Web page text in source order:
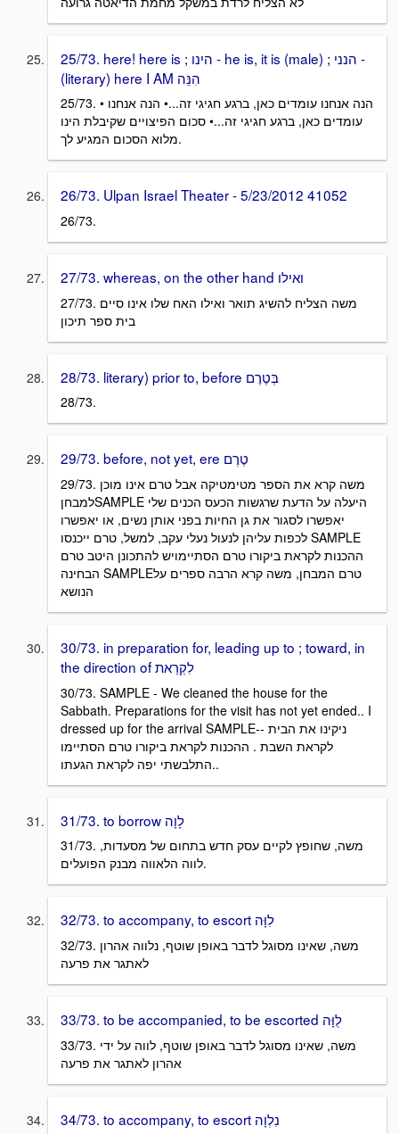
25/73. here! here is ; הינו - he is, it is (male) ; הנני -
(literary) here I AM הִנֵּה
25/73. • הנה אנחנו עומדים כאן, ברגע חגיגי זה...• הנה אנחנו
עומדים כאן, ברגע חגיגי זה...• סכום הפיצויים שקיבלת הינו
מלוא הסכום המגיע לך.
26/73. Ulpan Israel Theater - 5/23/2012 41052
26/73.
27/73. whereas, on the other hand ואילו
27/73. משה הצליח להשיג תואר ואילו האח שלו אינו סיים
בית ספר תיכון
28/73.
29/73. משה קרא את הספר מטימטיקה אבל טרם אינו מוכן
למבחןSAMPLE היעלה על הדעת שרגשות הכעס הכנים שלי
יאפשרו לסגור את גן החיות בפני אותן נשים, או יאפשרו
לכפות עליהן לנעול נעלי עקב, למשל, טרם ייכנסו SAMPLE
ההכנות לקראת ביקורו טרם הסתיימויש להתכונן היטב טרם
הבחינה SAMPLEטרם המבחן, משה קרא הרבה ספרים על
הנושא
30/73. in preparation for, leading up to ; toward, in
the direction of לִקְרַאת
30/73. SAMPLE - We cleaned the house for the
Sabbath. Preparations for the visit has not yet ended.. I
dressed up for the arrival SAMPLE-- ניקינו את הבית
לקראת השבת . ההכנות לקראת ביקורו טרם הסתיימו
..התלבשתי יפה לקראת הגעתו
31/73. משה, שחופץ לקיים עסק חדש בתחום של מסעדות,
לווה הלאווה מבנק הפועלים.
32/73. משה, שאינו מסוגל לדבר באופן שוטף, נלווה אהרון
לאתגר את פרעה
33/73. משה, שאינו מסוגל לדבר באופן שוטף, לווה על ידי
אהרון לאתגר את פרעה